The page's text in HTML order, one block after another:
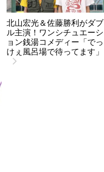
北山宏光＆佐藤勝利がダブ
ル主演！ワンシチュエーシ
ョン銭湯コメディー「でっ
けぇ風呂場で待ってます」